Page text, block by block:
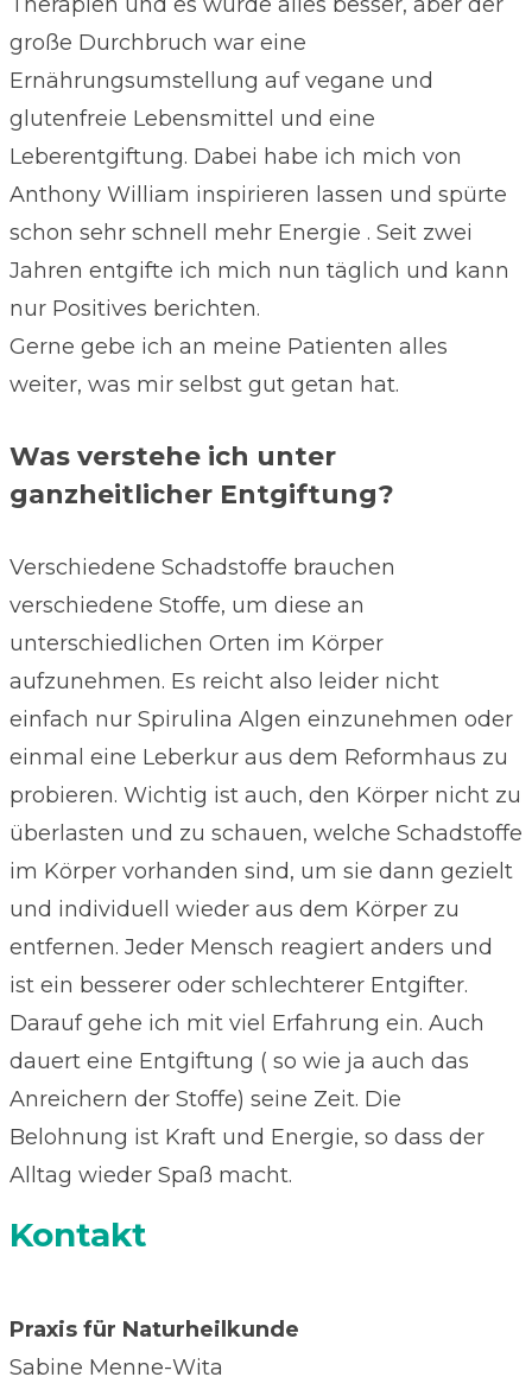
große Durchbruch war eine
Ernährungsumstellung auf vegane und
glutenfreie Lebensmittel und eine
Leberentgiftung. Dabei habe ich mich von
Anthony William inspirieren lassen und spürte
schon sehr schnell mehr Energie . Seit zwei
Jahren entgifte ich mich nun täglich und kann
nur Positives berichten.
Gerne gebe ich an meine Patienten alles
weiter, was mir selbst gut getan hat.
Was verstehe ich unter
ganzheitlicher Entgiftung?
Verschiedene Schadstoffe brauchen
verschiedene Stoffe, um diese an
unterschiedlichen Orten im Körper
aufzunehmen. Es reicht also leider nicht
einfach nur Spirulina Algen einzunehmen oder
einmal eine Leberkur aus dem Reformhaus zu
probieren. Wichtig ist auch, den Körper nicht zu
überlasten und zu schauen, welche Schadstoffe
im Körper vorhanden sind, um sie dann gezielt
und individuell wieder aus dem Körper zu
entfernen. Jeder Mensch reagiert anders und
ist ein besserer oder schlechterer Entgifter.
Darauf gehe ich mit viel Erfahrung ein. Auch
dauert eine Entgiftung ( so wie ja auch das
Anreichern der Stoffe) seine Zeit. Die
Belohnung ist Kraft und Energie, so dass der
Alltag wieder Spaß macht.
Kontakt
Praxis für Naturheilkunde
Sabine Menne-Wita